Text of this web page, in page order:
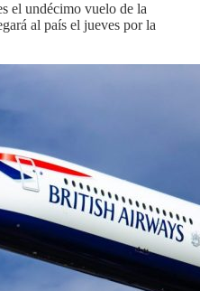
el undécimo vuelo de la
al país el jueves por la